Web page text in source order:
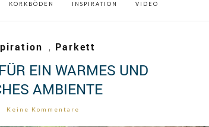
KORKBÖDEN INSPIRATION VIDEO
, Parkett
EIN WARMES UND
AMBIENTE
Keine Kommentare